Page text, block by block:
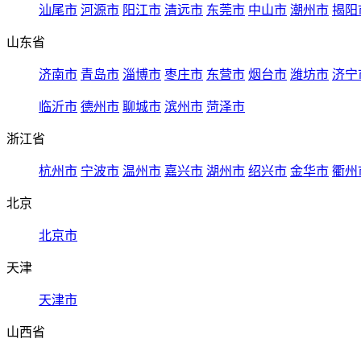
汕尾市 河源市 阳江市 清远市 东莞市 中山市 潮州市 揭阳
山东省
济南市 青岛市 淄博市 枣庄市 东营市 烟台市 潍坊市 济宁
临沂市 德州市 聊城市 滨州市 菏泽市
浙江省
杭州市 宁波市 温州市 嘉兴市 湖州市 绍兴市 金华市 衢州
北京
北京市
天津
天津市
山西省